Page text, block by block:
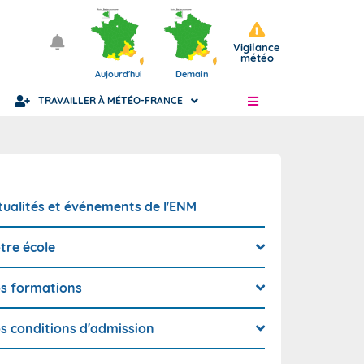
Aujourd'hui Demain
Vigilance
météo
TRAVAILLER À MÉTÉO-FRANCE
et événements de l'ENM
école
formations
conditions d'admission